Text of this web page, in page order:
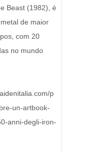
Beast (1982), é
de maior
com 20
no mundo
p
un-artbook-
anni-degli-iron-